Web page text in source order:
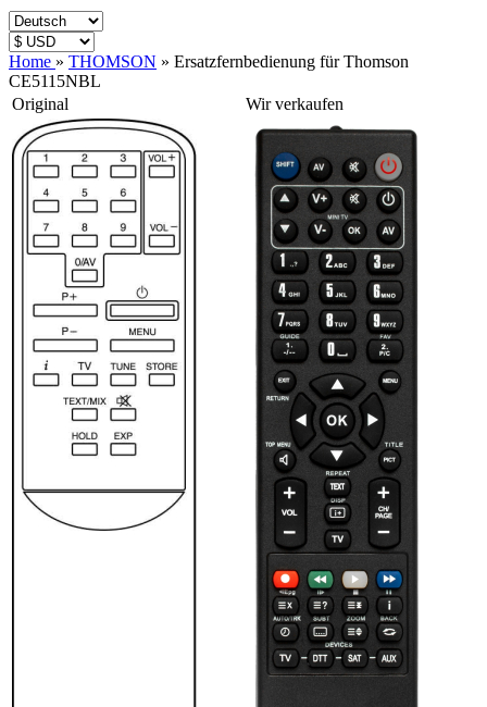
Home » THOMSON » Ersatzfernbedienung für Thomson
CE5115NBL
Original
Wir verkaufen